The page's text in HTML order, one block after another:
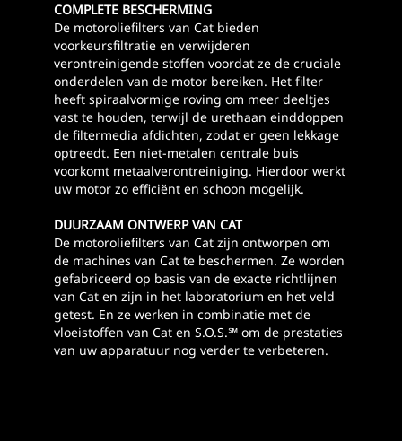
COMPLETE BESCHERMING
De motoroliefilters van Cat bieden
voorkeursfiltratie en verwijderen
verontreinigende stoffen voordat ze de cruciale
onderdelen van de motor bereiken. Het filter
heeft spiraalvormige roving om meer deeltjes
vast te houden, terwijl de urethaan einddoppen
de filtermedia afdichten, zodat er geen lekkage
optreedt. Een niet-metalen centrale buis
voorkomt metaalverontreiniging. Hierdoor werkt
uw motor zo efficiënt en schoon mogelijk.
DUURZAAM ONTWERP VAN CAT
De motoroliefilters van Cat zijn ontworpen om
de machines van Cat te beschermen. Ze worden
gefabriceerd op basis van de exacte richtlijnen
van Cat en zijn in het laboratorium en het veld
getest. En ze werken in combinatie met de
vloeistoffen van Cat en S.O.S.℠ om de prestaties
van uw apparatuur nog verder te verbeteren.